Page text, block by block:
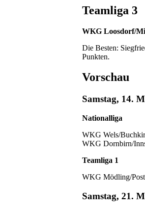
Teamliga 3
WKG Loosdorf/
Die Besten:
Punkten.
Vorschau
Samstag, 14.
Nationalliga
WKG Wels/
WKG Dornbirn/
Teamliga 1
WKG Mödling/
Samstag, 21.